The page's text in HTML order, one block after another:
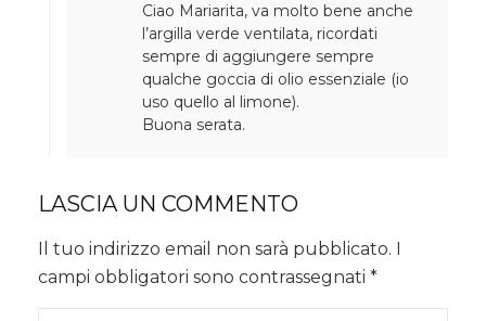
Ciao Mariarita, va molto bene anche
l’argilla verde ventilata, ricordati
sempre di aggiungere sempre
qualche goccia di olio essenziale (io
uso quello al limone).
Buona serata.
LASCIA UN COMMENTO
Il tuo indirizzo email non sarà pubblicato.
campi obbligatori sono contrassegnati *